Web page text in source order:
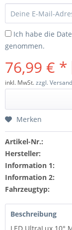
Ich habe die
genommen.
76,99 € *
inkl. MwSt.zzgl.
Merken
Artikel-Nr.:
Hersteller:
Information 1:
Information 2:
Fahrzeugtyp:
Beschreibung
LED UltraLux 10°